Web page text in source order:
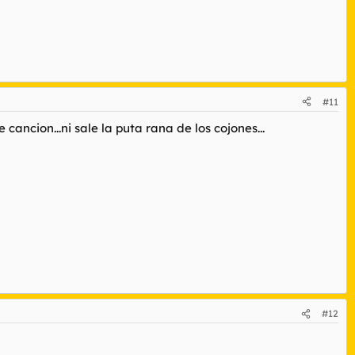
#11
sale la puta rana de los cojones...
#12